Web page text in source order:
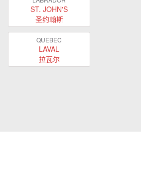
ST. JOHN'S
圣约翰斯
QUEBEC
LAVAL
拉瓦尔